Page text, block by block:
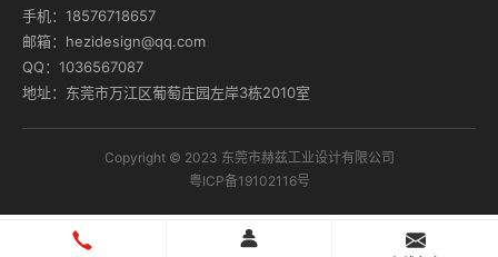
手机：18576718657
邮箱：hezidesign@qq.com
QQ：1036567087
地址：东莞市万江区葡萄庄园左岸3栋2010室
Copyright © 2023 东莞市赫兹工业设计有限公司
粤ICP备19102116号